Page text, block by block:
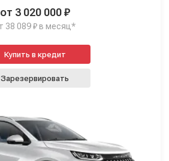
от 3 020 000 ₽
38 089 ₽ в месяц*
Купить в кредит
Зарезервировать